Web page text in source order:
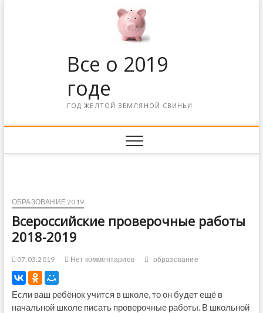
Все о 2019
годе
ГОД ЖЕЛТОЙ ЗЕМЛЯНОЙ СВИНЬИ
ОБРАЗОВАНИЕ 2019
Всероссийские проверочные работы
2018-2019
07.03.2019 Нет комментариев образование
Если ваш ребёнок учится в школе, то он будет ещё в
начальной школе писать проверочные работы. В школьной